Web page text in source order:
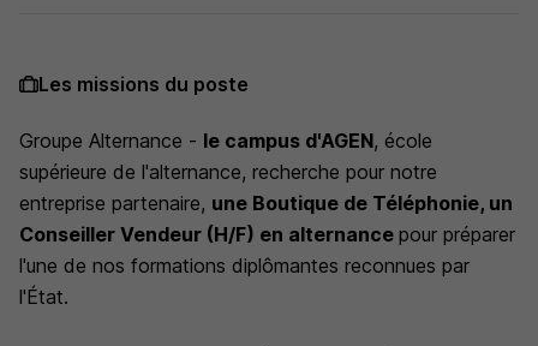
Les missions du poste
Groupe Alternance - le campus d'AGEN, école
supérieure de l'alternance, recherche pour notre
entreprise partenaire, une Boutique de Téléphonie, un
Conseiller Vendeur (H/F) en alternance pour préparer
l'une de nos formations diplômantes reconnues par
l'État.